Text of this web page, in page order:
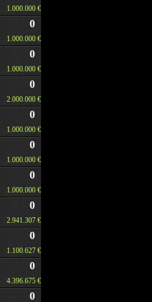
1.000.000 €
0
1.000.000 €
0
1.000.000 €
0
2.000.000 €
0
1.000.000 €
0
1.000.000 €
0
1.000.000 €
0
2.941.307 €
0
1.100.627 €
0
4.396.675 €
0